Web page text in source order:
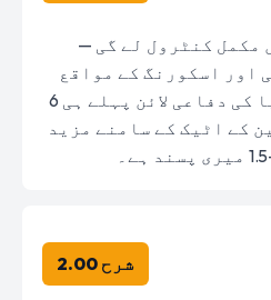
مکمل کنٹرول لے گی —
اور اسکورنگ کے مواقع
وہ بنائیں گے۔ آسٹریا کی دفاعی لائن پہلے ہی 6
کے اٹیک کے سامنے مزید
شرح 2.00